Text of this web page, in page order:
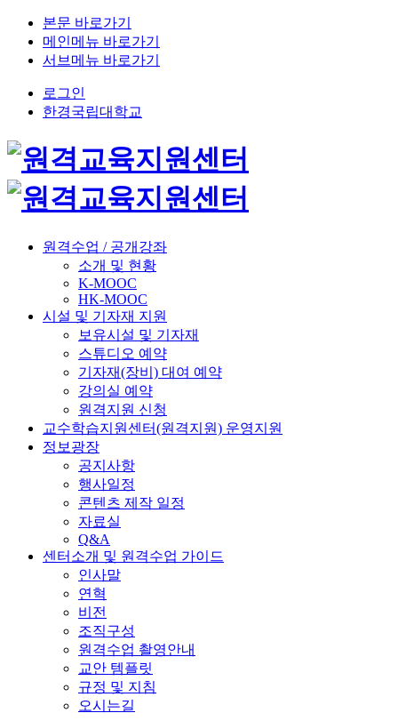
본문 바로가기
메인메뉴 바로가기
서브메뉴 바로가기
로그인
한경국립대학교
원격수업 / 공개강좌
소개 및 현황
K-MOOC
HK-MOOC
시설 및 기자재 지원
보유시설 및 기자재
스튜디오 예약
기자재(장비) 대여 예약
강의실 예약
원격지원 신청
교수학습지원센터(원격지원) 운영지원
정보광장
공지사항
행사일정
콘텐츠 제작 일정
자료실
Q&A
센터소개 및 원격수업 가이드
인사말
연혁
비전
조직구성
원격수업 촬영안내
교안 템플릿
규정 및 지침
오시는길